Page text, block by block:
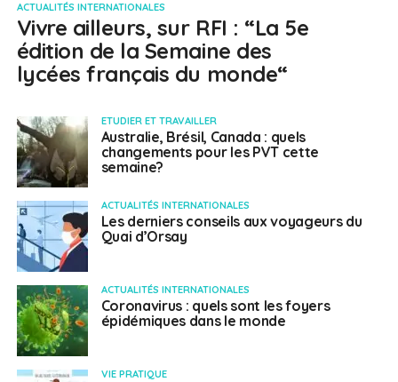
ACTUALITÉS INTERNATIONALES
Vivre ailleurs, sur RFI : “La 5e
édition de la Semaine des
lycées français du monde“
ETUDIER ET TRAVAILLER
Australie, Brésil, Canada : quels
changements pour les PVT cette
semaine?
ACTUALITÉS INTERNATIONALES
Les derniers conseils aux voyageurs du
Quai d’Orsay
ACTUALITÉS INTERNATIONALES
Coronavirus : quels sont les foyers
épidémiques dans le monde
VIE PRATIQUE